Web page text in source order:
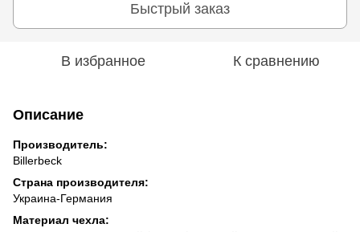
Быстрый заказ
В избранное К сравнению
Описание
Производитель:
Billerbeck
Страна производителя:
Украина-Германия
Материал чехла: